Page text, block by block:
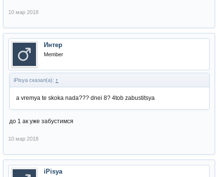
10 мар 2018
Интер
Member
iPisya сказал(а): ↑
a vremya te skoka nada??? dnei 8? 4tob zabustitsya
до 1 ак уже забустимся
10 мар 2018
iPisya